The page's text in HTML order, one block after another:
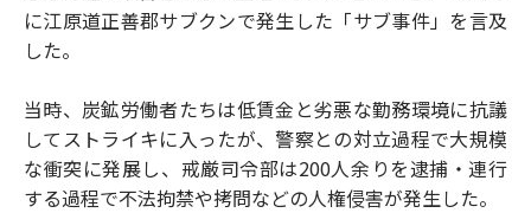
に江原道正善郡サブクンで発生した「サブ事件」を言及
した。
当時、炭鉱労働者たちは低賃金と劣悪な勤務環境に抗議
してストライキに入ったが、警察との対立過程で大規模
な衝突に発展し、戒厳司令部は200人余りを逮捕・連行
する過程で不法拘禁や拷問などの人権侵害が発生した。